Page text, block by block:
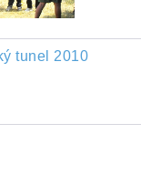
tunel 2010